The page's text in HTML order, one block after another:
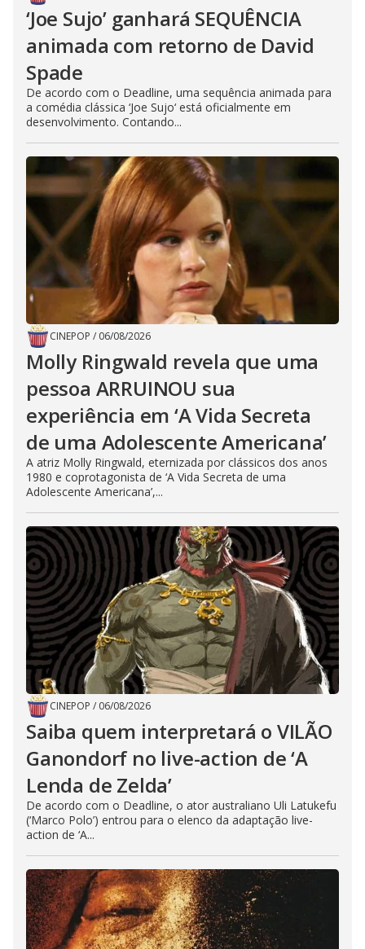
‘Joe Sujo’ ganhará SEQUÊNCIA
animada com retorno de David
Spade
De acordo com o Deadline, uma sequência animada para
a comédia clássica ‘Joe Sujo‘ está oficialmente em
desenvolvimento. Contando...
CINEPOP / 06/08/2026
Molly Ringwald revela que uma
pessoa ARRUINOU sua
experiência em ‘A Vida Secreta
de uma Adolescente Americana’
A atriz Molly Ringwald, eternizada por clássicos dos anos
1980 e coprotagonista de ‘A Vida Secreta de uma
Adolescente Americana’,...
CINEPOP / 06/08/2026
Saiba quem interpretará o VILÃO
Ganondorf no live-action de ‘A
Lenda de Zelda’
De acordo com o Deadline, o ator australiano Uli Latukefu
(‘Marco Polo’) entrou para o elenco da adaptação live-
action de ‘A...